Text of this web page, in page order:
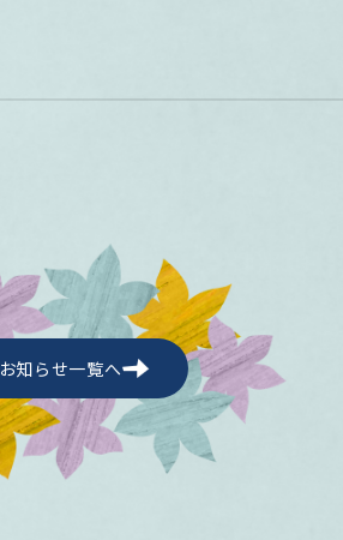
お知らせ一覧へ